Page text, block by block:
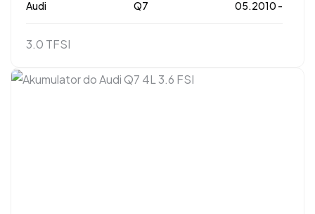
Audi Q7 05.2010 -
3.0 TFSI